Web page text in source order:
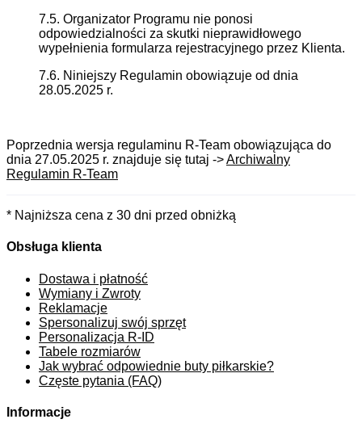
7.5. Organizator Programu nie ponosi
odpowiedzialności za skutki nieprawidłowego
wypełnienia formularza rejestracyjnego przez Klienta.
7.6. Niniejszy Regulamin obowiązuje od dnia
28.05.2025 r.
Poprzednia wersja regulaminu R-Team obowiązująca do
dnia 27.05.2025 r. znajduje się tutaj ->Archiwalny
Regulamin R-Team
* Najniższa cena z 30 dni przed obniżką
Obsługa klienta
Dostawa i płatność
Wymiany i Zwroty
Reklamacje
Spersonalizuj swój sprzęt
Personalizacja R-ID
Tabele rozmiarów
Jak wybrać odpowiednie buty piłkarskie?
Częste pytania (FAQ)
Informacje